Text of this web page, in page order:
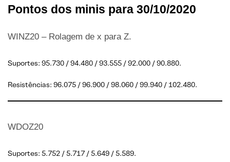
Pontos dos minis para 30/10/2020
WINZ20 – Rolagem de x para Z.
Suportes: 95.730 / 94.480 / 93.555 / 92.000 / 90.880.
Resistências: 96.075 / 96.900 / 98.060 / 99.940 / 102.480.
WDOZ20
Suportes: 5.752 / 5.717 / 5.649 / 5.589.